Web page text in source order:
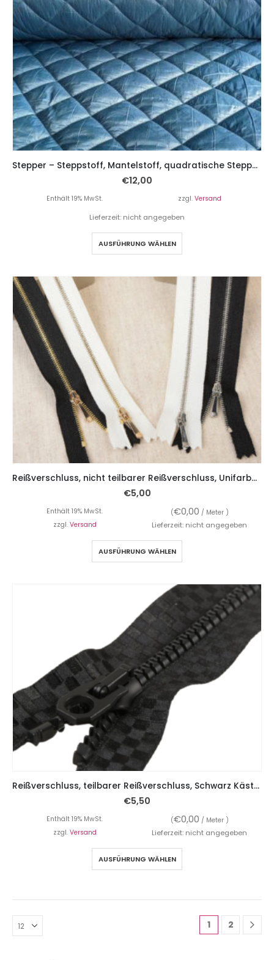
Stepper – Steppstoff, Mantelstoff, quadratische Steppung Blau
€12,00
Enthält 19% MwSt. zzgl. Versand
Lieferzeit: nicht angegeben
AUSFÜHRUNG WÄHLEN
Reißverschluss, nicht teilbarer Reißverschluss, Unifarben mit feinen silbernen Zähnchen, 30 cm
€5,00
Enthält 19% MwSt. (€0,00 / Meter )
zzgl. Versand Lieferzeit: nicht angegeben
AUSFÜHRUNG WÄHLEN
Reißverschluss, teilbarer Reißverschluss, Schwarz Kästchenmusterung
€5,50
Enthält 19% MwSt. (€0,00 / Meter )
zzgl. Versand Lieferzeit: nicht angegeben
AUSFÜHRUNG WÄHLEN
1 2